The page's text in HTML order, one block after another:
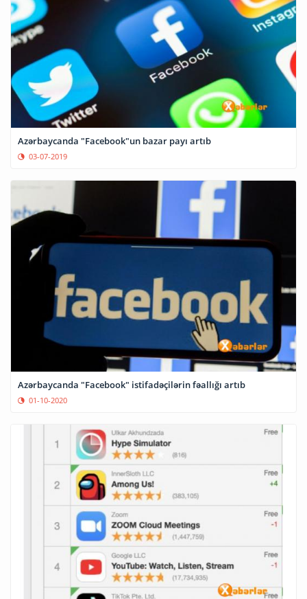
Azərbaycanda "Facebook"un bazar payı artıb
03-07-2019
Azərbaycanda "Facebook" istifadəçilərin fəallığı artıb
01-10-2020